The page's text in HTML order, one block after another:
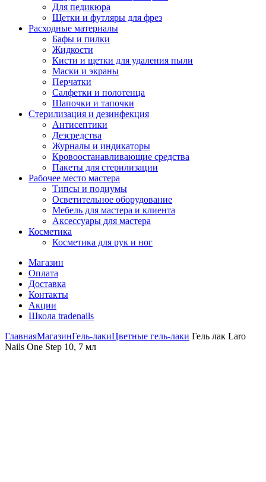
Для педикюра
Щетки и футляры для фрез
Расходные материалы
Бафы и пилки
Жидкости
Кисти и щетки для удаления пыли
Маски и экраны
Перчатки
Салфетки и полотенца
Шапочки и тапочки
Стерилизация и дезинфекция
Антисептики
Дезсредства
Журналы и индикаторы
Кровоостанавливающие средства
Пакеты для стерилизации
Рабочее место мастера
Типсы и подиумы
Осветительное оборудование
Мебель для мастера и клиента
Аксессуары для мастера
Косметика
Косметика для рук и ног
Магазин
Оплата
Доставка
Контакты
Акции
Школа tradenails
ГлавнаяМагазинГель-лакиЦветные гель-лаки Гель лак Laro
Nails One Step 10, 7 мл